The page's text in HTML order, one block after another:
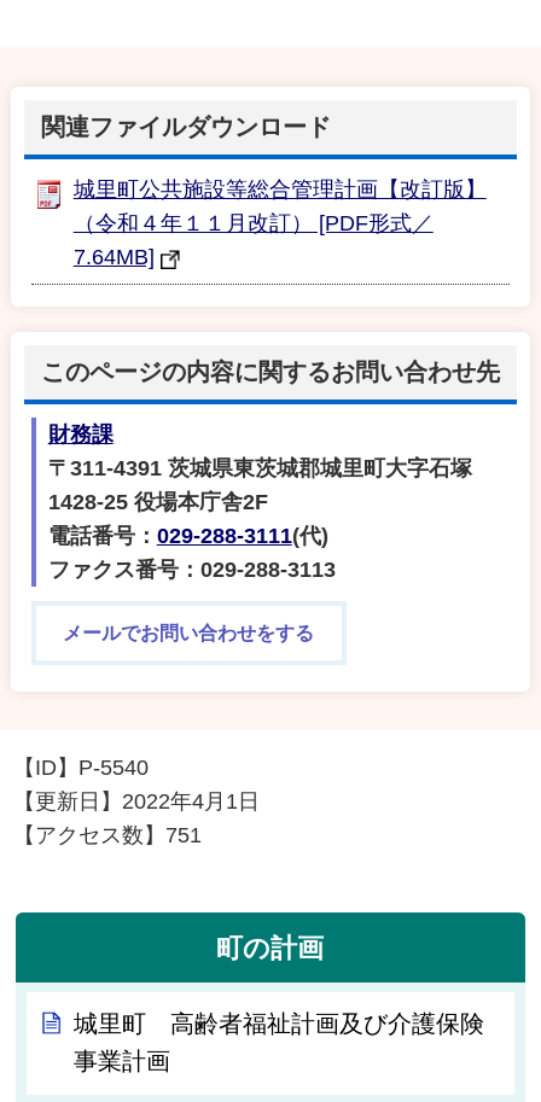
関連ファイルダウンロード
城里町公共施設等総合管理計画【改訂版】
（令和４年１１月改訂） [PDF形式／
7.64MB]
このページの内容に関するお問い合わせ先
財務課
〒311-4391 茨城県東茨城郡城里町大字石塚
1428-25 役場本庁舎2F
電話番号： 029-288-3111(代)
ファクス番号：029-288-3113
メールでお問い合わせをする
【ID】 P-5540
【更新日】 2022年4月1日
【アクセス数】 751
町の計画
城里町 高齢者福祉計画及び介護保険
事業計画